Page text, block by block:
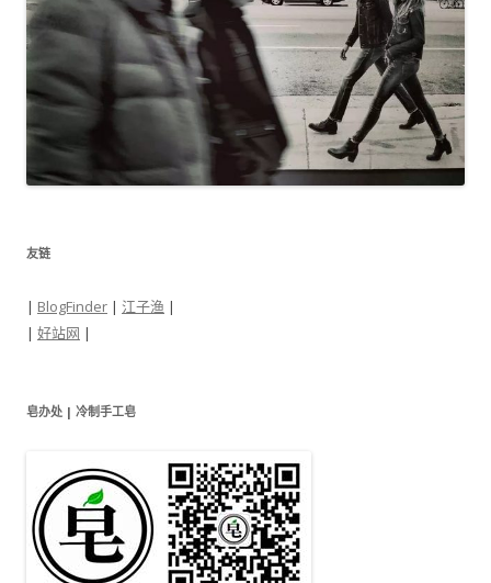
友链
| BlogFinder | 江子渔 |
| 好站网 |
皂办处 | 冷制手工皂